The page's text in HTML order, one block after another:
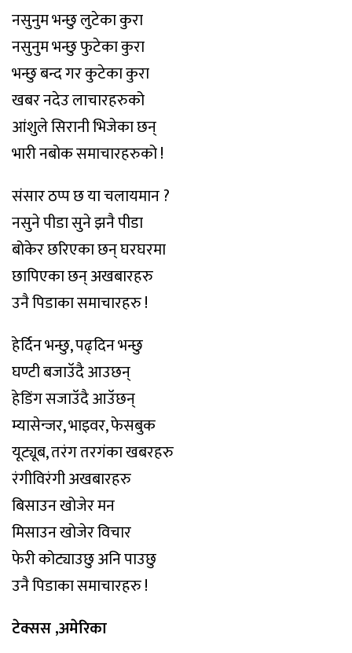
नसुनुम भन्छु लुटेका कुरा
नसुनुम भन्छु फुटेका कुरा
भन्छु बन्द गर कुटेका कुरा
खबर नदेउ लाचारहरुको
आंशुले सिरानी भिजेका छन्
भारी नबोक समाचारहरुको !
संसार ठप्प छ या चलायमान ?
नसुने पीडा सुने झनै पीडा
बोकेर छरिएका छन् घरघरमा
छापिएका छन् अखबारहरु
उनै पिडाका समाचारहरु !
हेर्दिन भन्छु, पढ्दिन भन्छु
घण्टी बजाउॅदै आउछन्
हेडिंग सजाउॅदै आउॅछन्
म्यासेन्जर, भाइवर, फेसबुक
यूट्यूब, तरंग तरगंका खबरहरु
रंगीविरंगी अखबारहरु
बिसाउन खोजेर मन
मिसाउन खोजेर विचार
फेरी कोट्याउछु अनि पाउछु
उनै पिडाका समाचारहरु !
टेक्सस ,अमेरिका